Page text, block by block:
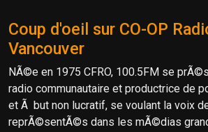
Coup d'oeil sur CO-OP
Vancouver
NÃ©e en 1975 CFRO, 100.5FM se
radio communautaire et productrice de
et Ã but non lucratif, se voulant la voix
reprÃ©sentÃ©s dans les mÃ©dias